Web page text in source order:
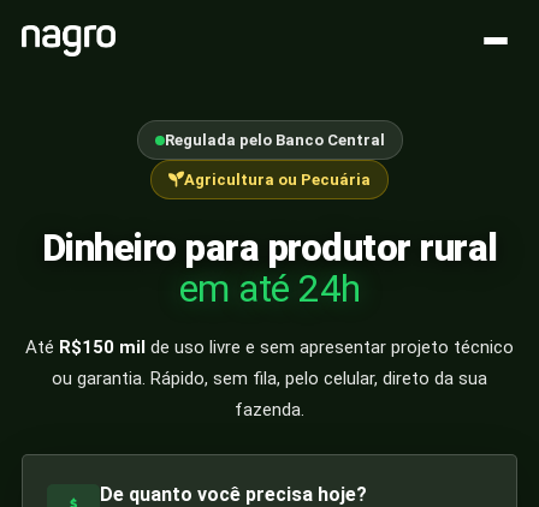
Regulada pelo Banco Central
Agricultura ou Pecuária
Dinheiro para produtor rural
em até 24h
Até R$150 mil de uso livre e sem apresentar projeto técnico
ou garantia. Rápido, sem fila, pelo celular, direto da sua
fazenda.
De quanto você precisa hoje?